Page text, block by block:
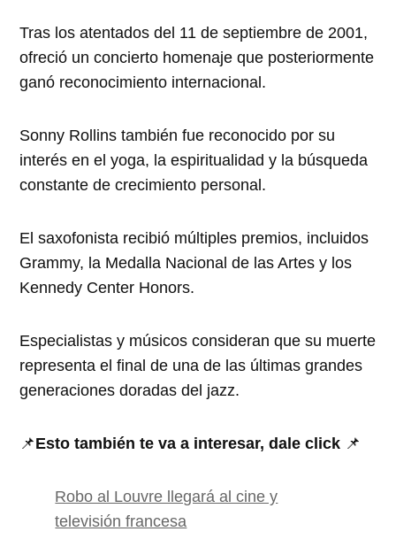
Tras los atentados del 11 de septiembre de 2001,
ofreció un concierto homenaje que posteriormente
ganó reconocimiento internacional.
Sonny Rollins también fue reconocido por su
interés en el yoga, la espiritualidad y la búsqueda
constante de crecimiento personal.
El saxofonista recibió múltiples premios, incluidos
Grammy, la Medalla Nacional de las Artes y los
Kennedy Center Honors.
Especialistas y músicos consideran que su muerte
representa el final de una de las últimas grandes
generaciones doradas del jazz.
📌Esto también te va a interesar, dale click 📌
Robo al Louvre llegará al cine y
televisión francesa